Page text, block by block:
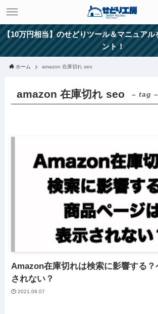
【10万円相当】のせどりツール＆マニュアル
ント！
ホーム amazon 在庫切れ seo
amazon 在庫切れ seo – tag –
Amazon在庫切れは検索に影響する？
されない？
2021.08.07